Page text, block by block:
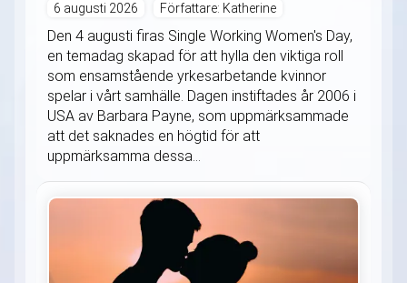
6 augusti 2026 Författare: Katherine
Den 4 augusti firas Single Working Women's Day,
en temadag skapad för att hylla den viktiga roll
som ensamstående yrkesarbetande kvinnor
spelar i vårt samhälle. Dagen instiftades år 2006 i
USA av Barbara Payne, som uppmärksammade
att det saknades en högtid för att
uppmärksamma dessa...